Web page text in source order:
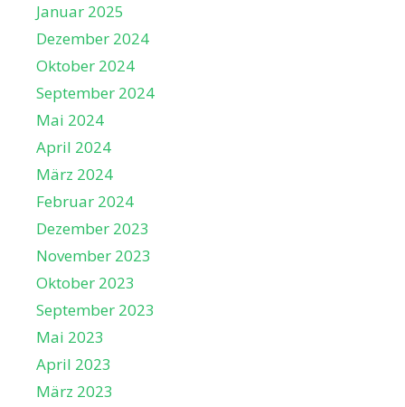
Januar 2025
Dezember 2024
Oktober 2024
September 2024
Mai 2024
April 2024
März 2024
Februar 2024
Dezember 2023
November 2023
Oktober 2023
September 2023
Mai 2023
April 2023
März 2023